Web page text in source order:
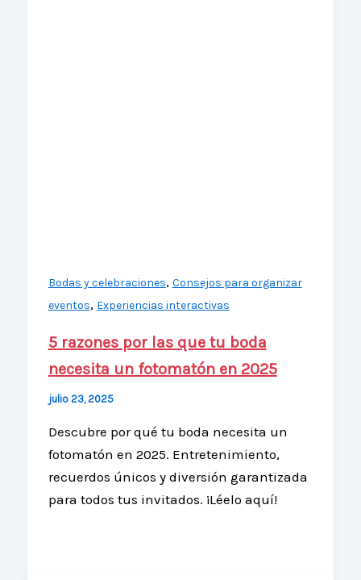
Bodas y celebraciones, Consejos para organizar
eventos, Experiencias interactivas
5 razones por las que tu boda
necesita un fotomatón en 2025
julio 23, 2025
Descubre por qué tu boda necesita un
fotomatón en 2025. Entretenimiento,
recuerdos únicos y diversión garantizada
para todos tus invitados. ¡Léelo aquí!